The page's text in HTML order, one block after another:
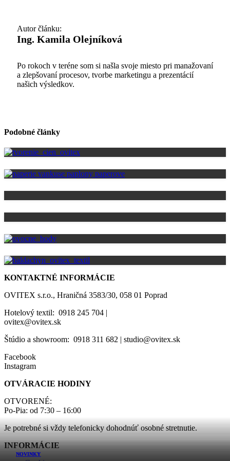
Autor článku:
Ing. Kamila Olejníková
Po rokoch v teréne som si našla svoje miesto pri manažovaní
a zlepšovaní procesov, tvorbe marketingu a prezentácií
našich výsledkov.
Podobné články
NOVINKY
NOVINKY
NOVINKY
KONTAKTNÉ INFORMÁCIE
OVITEX s.r.o., Hraničná 3583/30, 058 01 Poprad
Hotelový textil: 0918 245 704 |
ovitex@ovitex.sk
Štúdio a showroom: 0918 311 682 | studio@ovitex.sk
Facebook
Instagram
OTVÁRACIE HODINY
OTVORENÉ:
Po-Pia: od 7:30 – 16:00
Je potrebné si vždy telefonicky dohodnúť osobné stretnutie.
INFORMÁCIE